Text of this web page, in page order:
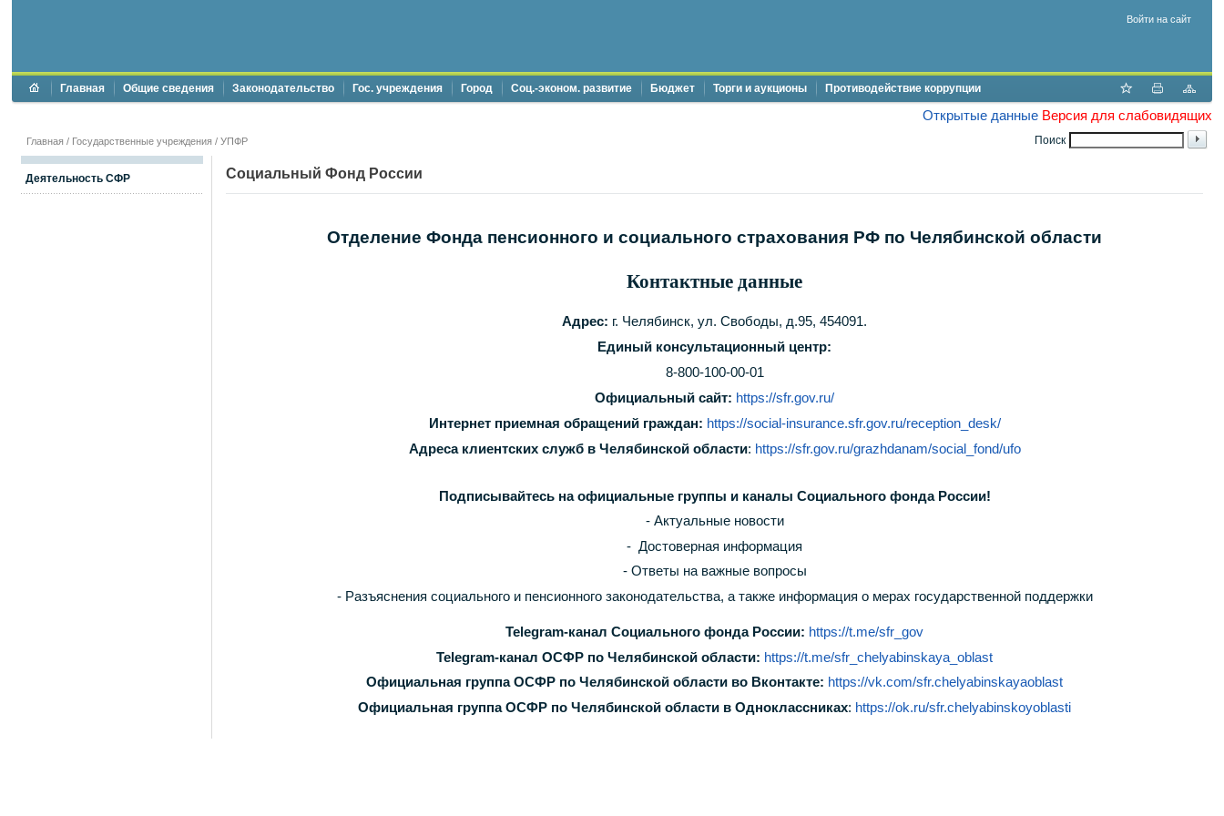
Войти на сайт
Главная Общие сведения Законодательство Гос. учреждения Город Соц.-эконом. развитие Бюджет Торги и аукционы Противодействие коррупции
Открытые данные Версия для слабовидящих
Поиск
Главная / Государственные учреждения / УПФР
Деятельность СФР Социальный Фонд России
Отделение Фонда пенсионного и социального страхования РФ по Челябинской области
Контактные данные
Адрес: г. Челябинск, ул. Свободы, д.95, 454091.
Единый консультационный центр:
8-800-100-00-01
Официальный сайт: https://sfr.gov.ru/
Интернет приемная обращений граждан: https://social-insurance.sfr.gov.ru/reception_desk/
Адреса клиентских служб в Челябинской области: https://sfr.gov.ru/grazhdanam/social_fond/ufo
Подписывайтесь на официальные группы и каналы Социального фонда России!
- Актуальные новости
- Достоверная информация
- Ответы на важные вопросы
- Разъяснения социального и пенсионного законодательства, а также информация о мерах государственной поддержки
Telegram-канал Социального фонда России: https://t.me/sfr_gov
Telegram-канал ОСФР по Челябинской области: https://t.me/sfr_chelyabinskaya_oblast
Официальная группа ОСФР по Челябинской области во Вконтакте: https://vk.com/sfr.chelyabinskayaoblast
Официальная группа ОСФР по Челябинской области в Одноклассниках: https://ok.ru/sfr.chelyabinskoyoblasti